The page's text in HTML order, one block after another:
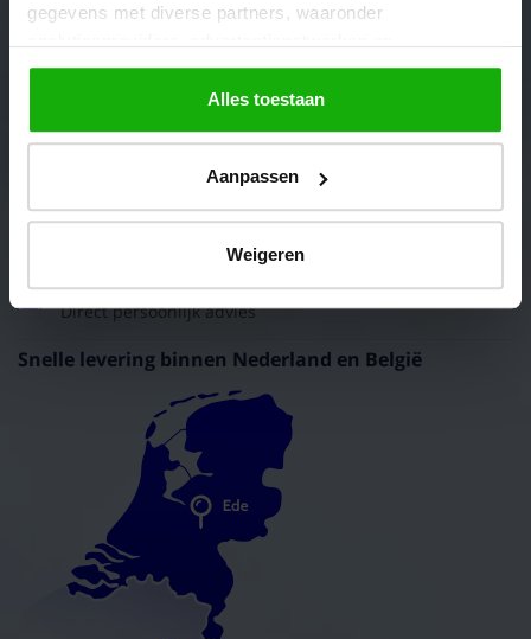
gegevens met diverse partners, waaronder
socialmediaplatforms; in onzeCookieverklaringvind je
de volledige lijst van partijen en de bewaartermijnen per
categorie. Je kunt je keuze op elk moment wijzigen of
onze gegevensverwerking staat in de
Alles toestaan
Aanpassen
Weigeren
Neem contact met ons op en wij helpen je verder op weg!
Onze klantenservice is bereikbaar van 08:30 tot 17:00 uur
Bel naar +31 (0) 318 645538
Direct antwoord
Stuur ons een mail
Kom naar onze Megastore
Direct persoonlijk advies
Snelle levering binnen Nederland en België